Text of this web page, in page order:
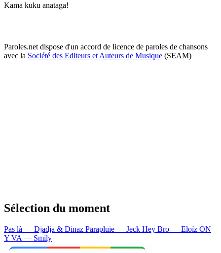
Kama kuku anataga!
Paroles.net dispose d'un accord de licence de paroles de chansons
avec la Société des Editeurs et Auteurs de Musique (SEAM)
Sélection du moment
Pas là — Djadja & Dinaz Parapluie — Jeck Hey Bro — Eloïz ON
Y VA — Smily